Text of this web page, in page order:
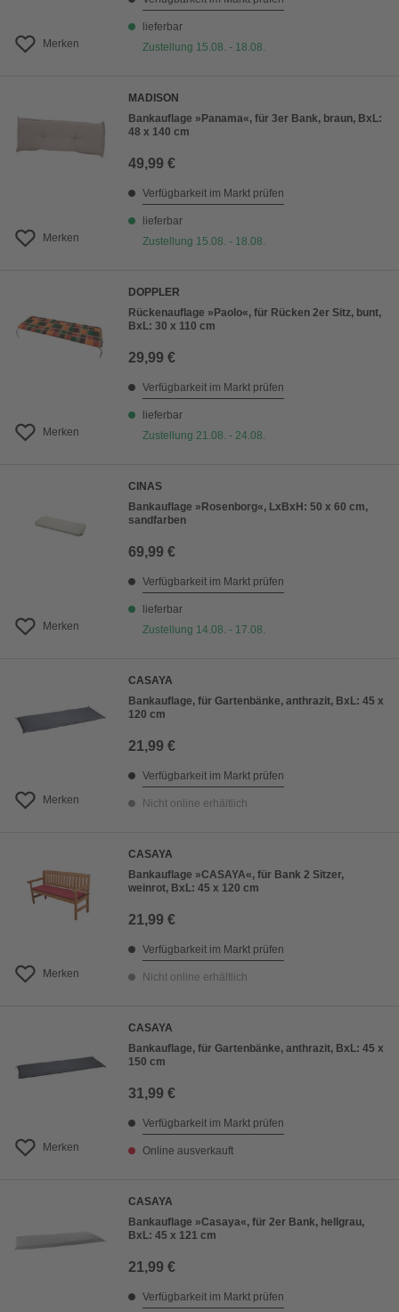
Merken
lieferbar
Zustellung 15.08. - 18.08.
Merken
MADISON
Bankauflage »Panama«, für 3er Bank, braun, BxL:
48 x 140 cm
49,99 €
Verfügbarkeit im Markt prüfen
lieferbar
Zustellung 15.08. - 18.08.
Merken
DOPPLER
Rückenauflage »Paolo«, für Rücken 2er Sitz, bunt,
BxL: 30 x 110 cm
29,99 €
Verfügbarkeit im Markt prüfen
lieferbar
Zustellung 21.08. - 24.08.
Merken
CINAS
Bankauflage »Rosenborg«, LxBxH: 50 x 60 cm,
sandfarben
69,99 €
Verfügbarkeit im Markt prüfen
lieferbar
Zustellung 14.08. - 17.08.
Merken
CASAYA
Bankauflage, für Gartenbänke, anthrazit, BxL: 45 x
120 cm
21,99 €
Verfügbarkeit im Markt prüfen
Nicht online erhältlich
Merken
CASAYA
Bankauflage »CASAYA«, für Bank 2 Sitzer,
weinrot, BxL: 45 x 120 cm
21,99 €
Verfügbarkeit im Markt prüfen
Nicht online erhältlich
Merken
CASAYA
Bankauflage, für Gartenbänke, anthrazit, BxL: 45 x
150 cm
31,99 €
Verfügbarkeit im Markt prüfen
Online ausverkauft
CASAYA
Bankauflage »Casaya«, für 2er Bank, hellgrau,
BxL: 45 x 121 cm
21,99 €
Verfügbarkeit im Markt prüfen